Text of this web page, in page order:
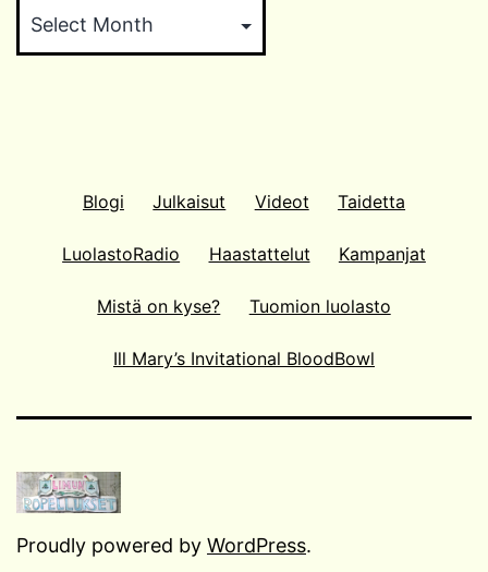
Blogi Julkaisut Videot Taidetta
LuolastoRadio Haastattelut Kampanjat
Mistä on kyse? Tuomion luolasto
Ill Mary’s Invitational BloodBowl
Proudly powered by WordPress.